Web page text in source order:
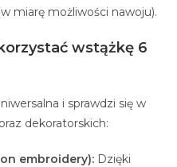
miarę możliwości nawoju).
wstążkę 6
i sprawdzi się w
dekoratorskich:
embroidery): Dzięki